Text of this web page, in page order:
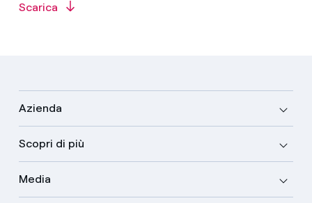
Scarica
Azienda
Scopri di più
Media